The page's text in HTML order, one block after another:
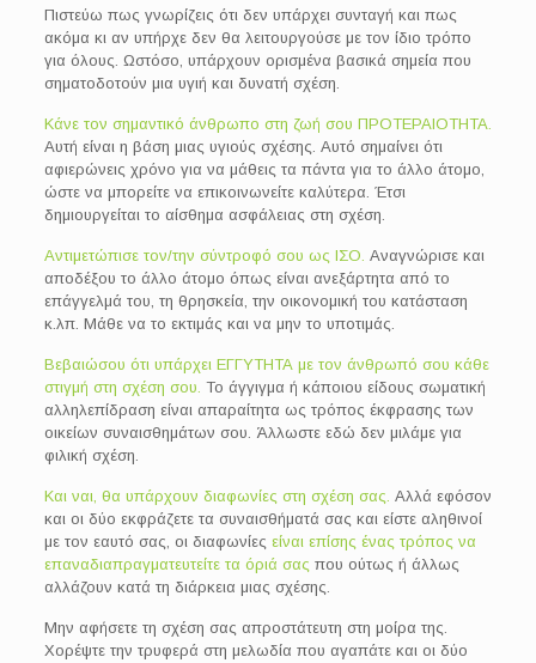
Πιστεύω πως γνωρίζεις ότι δεν υπάρχει συνταγή και πως
ακόμα κι αν υπήρχε δεν θα λειτουργούσε με τον ίδιο τρόπο
για όλους. Ωστόσο, υπάρχουν ορισμένα βασικά σημεία που
σηματοδοτούν μια υγιή και δυνατή σχέση.
Κάνε τον σημαντικό άνθρωπο στη ζωή σου ΠΡΟΤΕΡΑΙΟΤΗΤΑ.
Αυτή είναι η βάση μιας υγιούς σχέσης. Αυτό σημαίνει ότι
αφιερώνεις χρόνο για να μάθεις τα πάντα για το άλλο άτομο,
ώστε να μπορείτε να επικοινωνείτε καλύτερα. Έτσι
δημιουργείται το αίσθημα ασφάλειας στη σχέση.
Αντιμετώπισε τον/την σύντροφό σου ως ΙΣΟ. Αναγνώρισε και
αποδέξου το άλλο άτομο όπως είναι ανεξάρτητα από το
επάγγελμά του, τη θρησκεία, την οικονομική του κατάσταση
κ.λπ. Μάθε να το εκτιμάς και να μην το υποτιμάς.
Βεβαιώσου ότι υπάρχει ΕΓΓΥΤΗΤΑ με τον άνθρωπό σου κάθε
στιγμή στη σχέση σου. Το άγγιγμα ή κάποιου είδους σωματική
αλληλεπίδραση είναι απαραίτητα ως τρόπος έκφρασης των
οικείων συναισθημάτων σου. Άλλωστε εδώ δεν μιλάμε για
φιλική σχέση.
Και ναι, θα υπάρχουν διαφωνίες στη σχέση σας. Αλλά εφόσον
και οι δύο εκφράζετε τα συναισθήματά σας και είστε αληθινοί
με τον εαυτό σας, οι διαφωνίες είναι επίσης ένας τρόπος να
επαναδιαπραγματευτείτε τα όριά σας που ούτως ή άλλως
αλλάζουν κατά τη διάρκεια μιας σχέσης.
Μην αφήσετε τη σχέση σας απροστάτευτη στη μοίρα της.
Χορέψτε την τρυφερά στη μελωδία που αγαπάτε και οι δύο